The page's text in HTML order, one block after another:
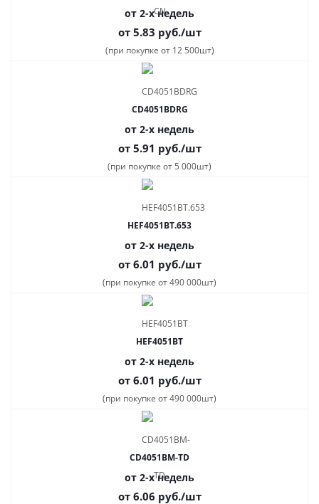
от 2-х недель
от 5.83 руб./шт
(при покупке от 12 500шт)
CD4051BDRG
от 2-х недель
от 5.91 руб./шт
(при покупке от 5 000шт)
HEF4051BT.653
от 2-х недель
от 6.01 руб./шт
(при покупке от 490 000шт)
HEF4051BT
от 2-х недель
от 6.01 руб./шт
(при покупке от 490 000шт)
CD4051BM-TD
от 2-х недель
от 6.06 руб./шт